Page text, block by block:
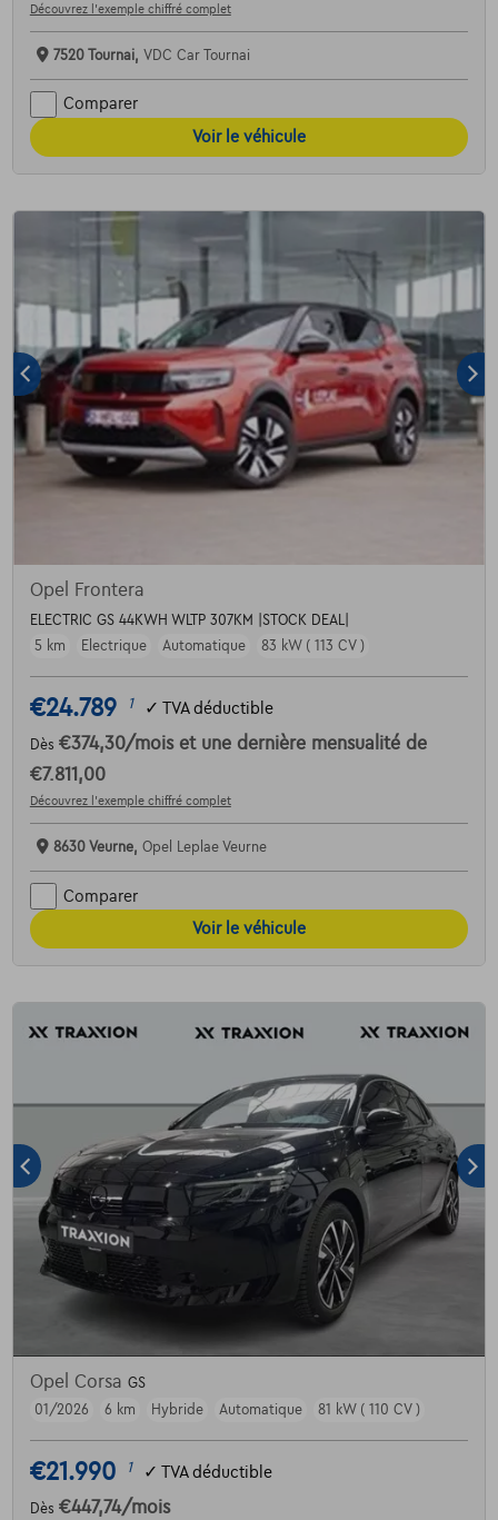
Découvrez l’exemple chiffré complet
7520 Tournai, VDC Car Tournai
Comparer
Voir le véhicule
Opel Frontera
ELECTRIC GS 44KWH WLTP 307KM |STOCK DEAL|
5 km
Electrique Automatique 83 kW ( 113 CV )
€24.789 1 ✓ TVA déductible
Dès €374,30/mois et une dernière mensualité de
€7.811,00
Découvrez l’exemple chiffré complet
8630 Veurne, Opel Leplae Veurne
Comparer
Voir le véhicule
Opel Corsa GS
01/2026
6 km Hybride Automatique 81 kW ( 110 CV )
€21.990 1 ✓ TVA déductible
Dès €447,74/mois